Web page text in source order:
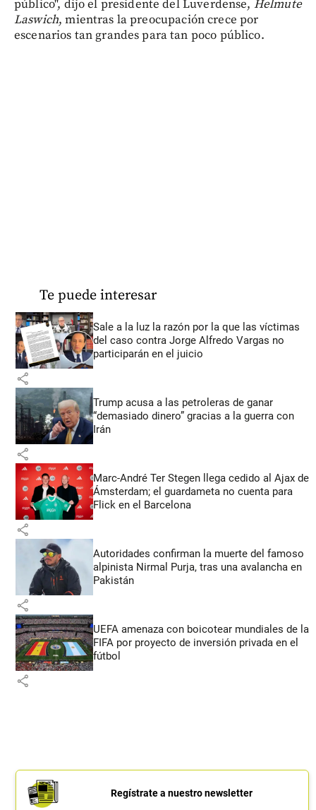
público", dijo el presidente del Luverdense, Helmute
Laswich, mientras la preocupación crece por
escenarios tan grandes para tan poco público.
Te puede interesar
Sale a la luz la razón por la que las víctimas
del caso contra Jorge Alfredo Vargas no
participarán en el juicio
share
Trump acusa a las petroleras de ganar
“demasiado dinero” gracias a la guerra con
Irán
share
Marc-André Ter Stegen llega cedido al Ajax de
Ámsterdam; el guardameta no cuenta para
Flick en el Barcelona
share
Autoridades confirman la muerte del famoso
alpinista Nirmal Purja, tras una avalancha en
Pakistán
share
UEFA amenaza con boicotear mundiales de la
FIFA por proyecto de inversión privada en el
fútbol
share
Regístrate a nuestro newsletter